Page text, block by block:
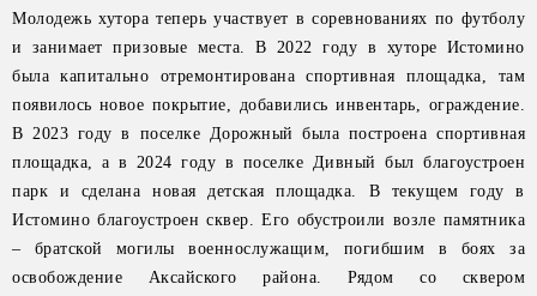
Молодежь хутора теперь участвует в соревнованиях по футболу
и занимает призовые места. В 2022 году в хуторе Истомино
была капитально отремонтирована спортивная площадка, там
появилось новое покрытие, добавились инвентарь, ограждение.
В 2023 году в поселке Дорожный была построена спортивная
площадка, а в 2024 году в поселке Дивный был благоустроен
парк и сделана новая детская площадка. В текущем году в
Истомино благоустроен сквер. Его обустроили возле памятника
– братской могилы военнослужащим, погибшим в боях за
освобождение Аксайского района. Рядом со сквером